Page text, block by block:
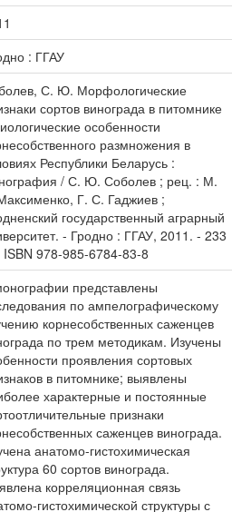
: ГГАУ
С. Ю. Морфологические
сортов винограда в питомнике
особенности
размножения в
Республики Беларусь :
/ С. Ю. Соболев ; рец. : М.
Г. С. Гаджиев ;
государственный аграрный
- Гродно : ГГАУ, 2011. - 233
ISBN 978-985-6784-83-8
представлены
по ампелографическому
корнесобственных саженцев
по трем методикам. Изучены
проявления сортовых
в питомнике; выявлены
характерные и постоянные
признаки
саженцев винограда.
анатомо-гистохимическая
60 сортов винограда.
корреляционная связь
гистохимической структуры с